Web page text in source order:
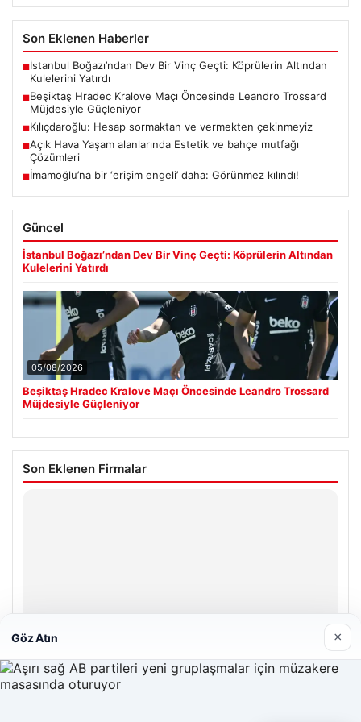
Son Eklenen Haberler
■İstanbul Boğazı’ndan Dev Bir Vinç Geçti: Köprülerin Altından
Kulelerini Yatırdı
■Beşiktaş Hradec Kralove Maçı Öncesinde Leandro Trossard
Müjdesiyle Güçleniyor
■Kılıçdaroğlu: Hesap sormaktan ve vermekten çekinmeyiz
■Açık Hava Yaşam alanlarında Estetik ve bahçe mutfağı
Çözümleri
■İmamoğlu’na bir ‘erişim engeli’ daha: Görünmez kılındı!
Güncel
İstanbul Boğazı’ndan Dev Bir Vinç Geçti: Köprülerin Altından
Kulelerini Yatırdı
05/08/2026
Beşiktaş Hradec Kralove Maçı Öncesinde Leandro Trossard
Müjdesiyle Güçleniyor
Son Eklenen Firmalar
Göz Atın ×